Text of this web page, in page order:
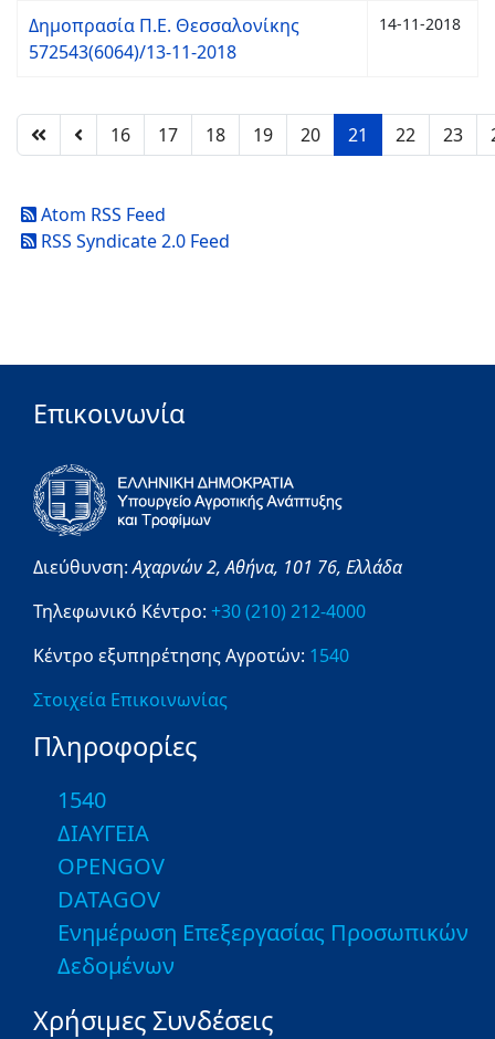
Δημοπρασία Π.Ε. Θεσσαλονίκης
572543(6064)/13-11-2018
14-11-2018
16 17 18 19 20 21 22 23
Atom RSS Feed
RSS Syndicate 2.0 Feed
Επικοινωνία
Διεύθυνση:Αχαρνών 2,Αθήνα, 101 76, Ελλάδα
Τηλεφωνικό Κέντρο: +30 (210) 212-4000
Κέντρο εξυπηρέτησης Αγροτών: 1540
Στοιχεία Επικοινωνίας
Πληροφορίες
1540
ΔΙΑΥΓΕΙΑ
OPENGOV
DATAGOV
Ενημέρωση Επεξεργασίας Προσωπικών
Δεδομένων
Χρήσιμες Συνδέσεις